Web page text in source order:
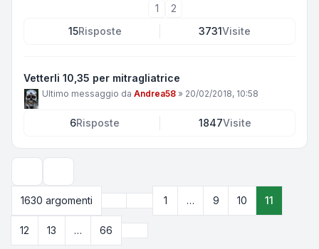
1
2
15Risposte 3731Visite
Vetterli 10,35 per mitragliatrice
Ultimo messaggio da Andrea58 » 20/02/2018, 10:58
6Risposte 1847Visite
1630 argomenti
Pagina11 di
Precedente
1 … 9 10 11
12 13 … 66